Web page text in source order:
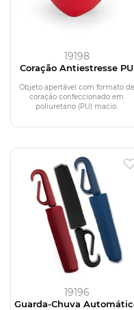
19198
Coração Antiestresse PU
Objeto apertável com formato de
coração confeccionado em
poliuretano (PU) macio.
19196
Guarda-Chuva